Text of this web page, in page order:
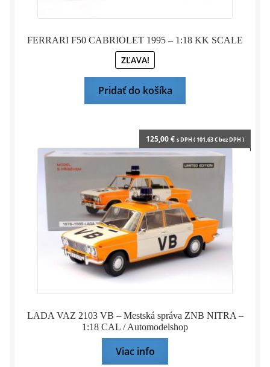
FERRARI F50 CABRIOLET 1995 – 1:18 KK SCALE
ZĽAVA!
Pridať do košíka
LADA VAZ 2103 VB – Mestská správa ZNB NITRA –
1:18 CAL / Automodelshop
125,00€ s DPH (101,63€bez DPH )
Viac info